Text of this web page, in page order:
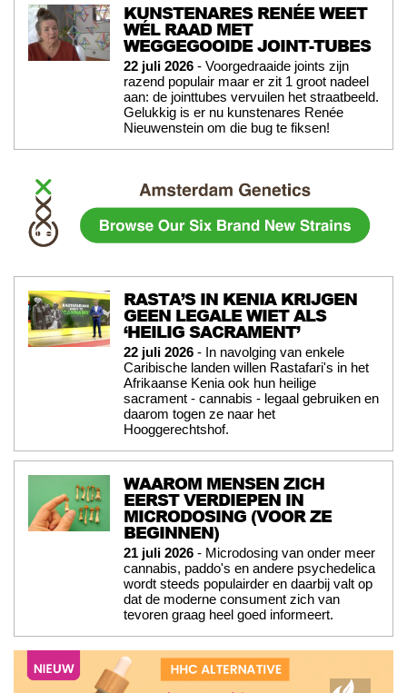
KUNSTENARES RENÉE WEET
WÉL RAAD MET
WEGGEGOOIDE JOINT-TUBES
22 juli 2026 - Voorgedraaide joints zijn
razend populair maar er zit 1 groot nadeel
aan: de jointtubes vervuilen het straatbeeld.
Gelukkig is er nu kunstenares Renée
Nieuwenstein om die bug te fiksen!
RASTA’S IN KENIA KRIJGEN
GEEN LEGALE WIET ALS
‘HEILIG SACRAMENT’
22 juli 2026 - In navolging van enkele
Caribische landen willen Rastafari's in het
Afrikaanse Kenia ook hun heilige
sacrament - cannabis - legaal gebruiken en
daarom togen ze naar het
Hooggerechtshof.
WAAROM MENSEN ZICH
EERST VERDIEPEN IN
MICRODOSING (VOOR ZE
BEGINNEN)
21 juli 2026 - Microdosing van onder meer
cannabis, paddo's en andere psychedelica
wordt steeds populairder en daarbij valt op
dat de moderne consument zich van
tevoren graag heel goed informeert.